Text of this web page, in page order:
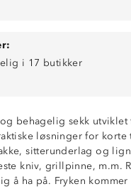
i 17 butikker
behagelig sekk utviklet
løsninger for
sitterunderlag og
kniv, grillpinne, m.m.
å ha på. Fryken
kg
lomme i ryggen
glidelås